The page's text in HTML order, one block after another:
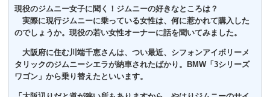
現役のジムニー女子に聞く！ジムニーの好きなところは？
実際に現行ジムニーに乗っている女性は、何に惹かれて購入した
のでしょうか。現役の若い女性オーナーに話を聞いてみました。
大阪府に住む川端千恵さんは、つい最近、シフォンアイボリーメ
タリックのジムニーシエラが納車されたばかり。BMW「3シリーズ
ワゴン」から乗り替えたといいます。